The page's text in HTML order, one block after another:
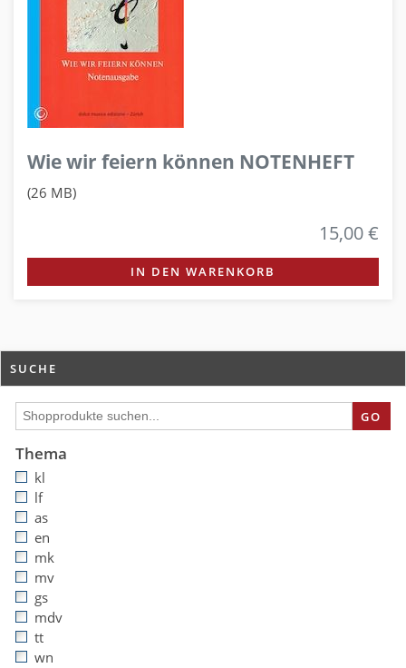
Wie wir feiern können NOTENHEFT
(26 MB)
15,00 €
IN DEN WARENKORB
SUCHE
GO
Thema
kl
lf
as
en
mk
mv
gs
mdv
tt
wn